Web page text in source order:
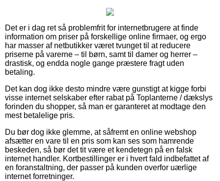
Det er i dag ret så problemfrit for internetbrugere at finde
information om priser på forskellige online firmaer, og ergo
har masser af netbutikker været tvunget til at reducere
priserne på varerne – til børn, samt til damer og herrer –
drastisk, og endda nogle gange præstere fragt uden
betaling.
Det kan dog ikke desto mindre være gunstigt at kigge forbi
visse internet selskaber efter rabat på Toplanterne / dækslys
forinden du shopper, så man er garanteret at modtage den
mest betalelige pris.
Du bør dog ikke glemme, at såfremt en online webshop
afsætter en vare til en pris som kan ses som hamrende
beskeden, så bør det tit være et kendetegn på en falsk
internet handler. Kortbestillinger er i hvert fald indbefattet af
en foranstaltning, der passer på kunden overfor uærlige
internet forretninger.